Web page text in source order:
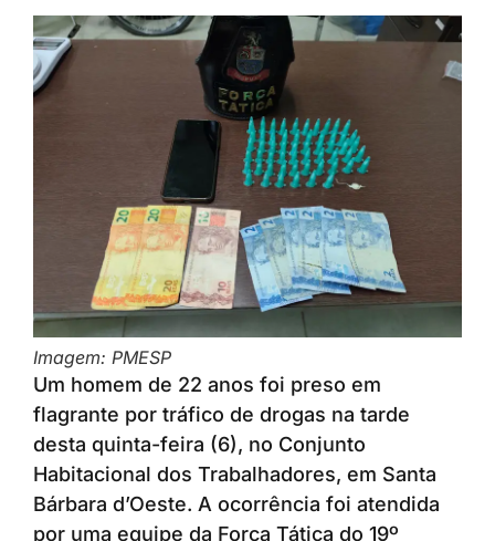
Imagem: PMESP
Um homem de 22 anos foi preso em
flagrante por tráfico de drogas na tarde
desta quinta-feira (6), no Conjunto
Habitacional dos Trabalhadores, em Santa
Bárbara d’Oeste. A ocorrência foi atendida
por uma equipe da Força Tática do 19º